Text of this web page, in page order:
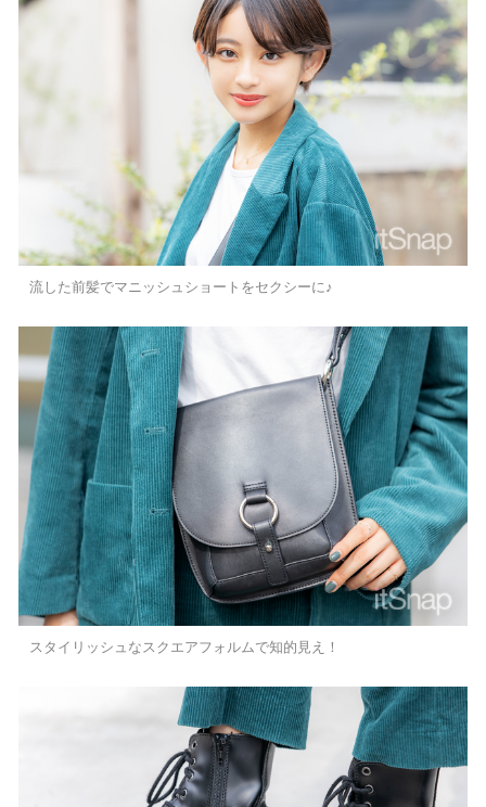
流した前髪でマニッシュショートをセクシーに♪
スタイリッシュなスクエアフォルムで知的見え！